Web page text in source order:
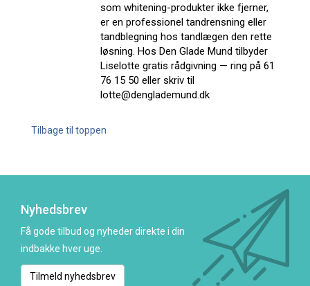
som whitening-produkter ikke fjerner,
er en professionel tandrensning eller
tandblegning hos tandlægen den rette
løsning. Hos Den Glade Mund tilbyder
Liselotte gratis rådgivning — ring på 61
76 15 50 eller skriv til
lotte@denglademund.dk
Tilbage til toppen
Nyhedsbrev
Få gode tilbud og nyheder direkte i din
indbakke hver uge.
Tilmeld nyhedsbrev